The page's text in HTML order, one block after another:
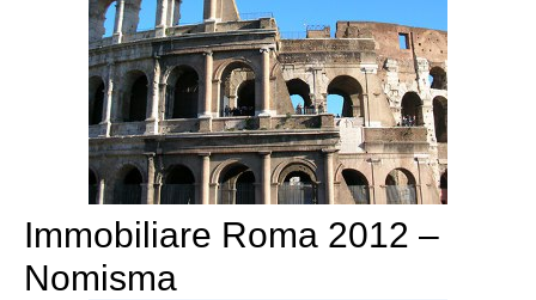
Immobiliare Roma 2012 –
Nomisma